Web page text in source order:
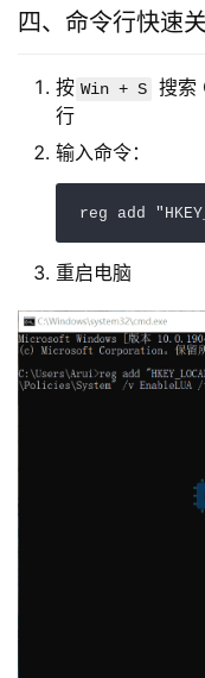
四、命令行快速
按 Win + S
搜索
行
输入命令：
reg add
重启电脑